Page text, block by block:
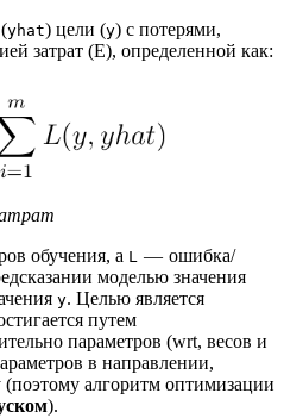
yhat) цели (y) с потерями,
затрат (E), определенной как:
обучения, а L — ошибка/
моделью значения
y. Целью является
путем
параметров (wrt, весов и
в направлении,
алгоритм оптимизации
).